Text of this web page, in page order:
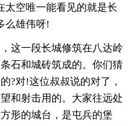
太空唯一能看见的就是长
么雄伟呀!
一段长城修筑在八达岭
石和城砖筑成的。你们猜
?对!这位叔叔说的对了，
和射击用的。大家往远处
形的城台，是屯兵的堡